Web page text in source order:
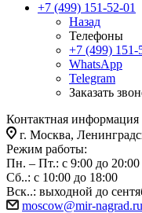
+7 (499) 151-52-01
Назад
Телефоны
+7 (499) 151-
WhatsApp
Telegram
Заказать
Контактная информация
г. Москва,
Режим работы:
Пн. – Пт.: с 9:00 до 20:00
Сб..: с 10:00 до 18:00
Вск..: выходной до
moscow@mir-nagrad.ru